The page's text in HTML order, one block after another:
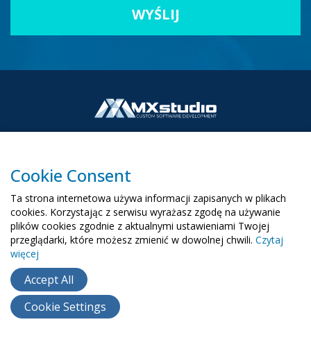
biuro@mx-studio.pl
+48 574 665 299
Copyright ©
Cookie Consent
Ta strona internetowa używa informacji zapisanych w plikach
cookies. Korzystając z serwisu wyrażasz zgodę na używanie
plików cookies zgodnie z aktualnymi ustawieniami Twojej
przeglądarki, które możesz zmienić w dowolnej chwili. Czytaj
więcej
Accept All
Cookie Settings